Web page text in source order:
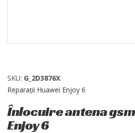
SKU: G_2D3876X
Reparații Huawei Enjoy 6
Înlocuire antena
Enjoy 6